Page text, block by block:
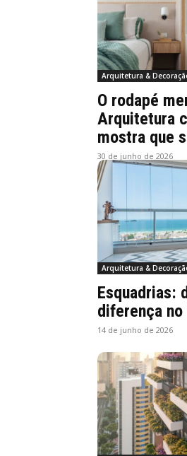
Arquitetura &
O rodapé
Arquitetura
mostra que
30 de junho de 2026
Arquitetura &
Esquadrias:
diferença
14 de junho de 2026